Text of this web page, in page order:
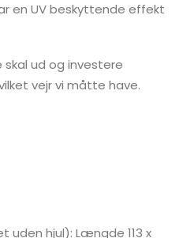
en UV beskyttende effekt
ud og investere
vejr vi måtte have.
uden hjul): Længde 113 x